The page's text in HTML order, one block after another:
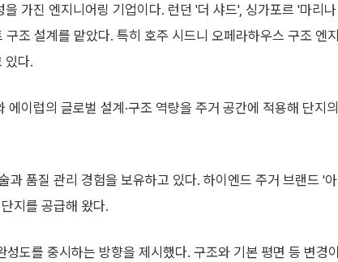
가진 엔지니어링 기업이다. 런던 '더 샤드', 싱가포르 '마리나
조 설계를 맡았다. 특히 호주 시드니 오페라하우스 구조 엔지
있다.
이럽의 글로벌 설계·구조 역량을 주거 공간에 적용해 단지의
품질 관리 경험을 보유하고 있다. 하이엔드 주거 브랜드 '아
지를 공급해 왔다.
도를 중시하는 방향을 제시했다. 구조와 기본 평면 등 변경이